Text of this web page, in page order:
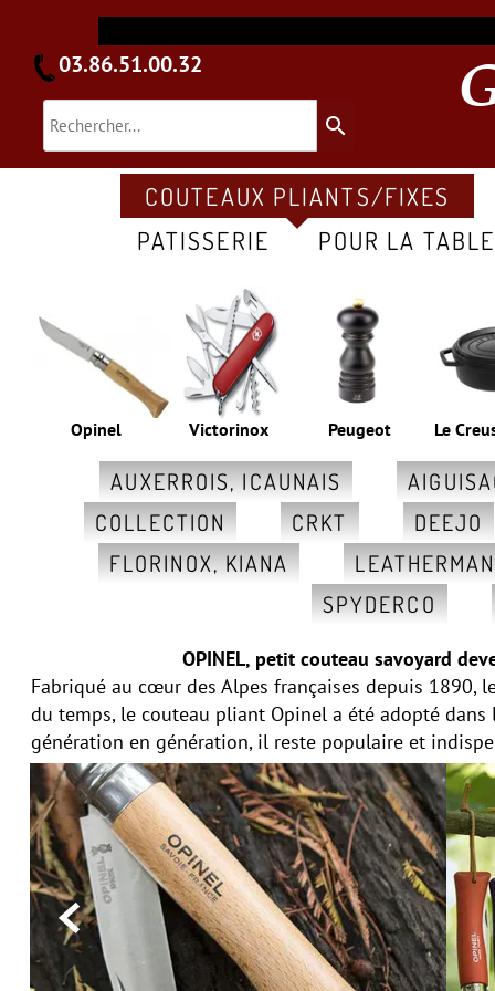
search
AUXERROIS, ICAUNAIS
COLLECTION
CRKT
DEEJO
FLORINOX, KIANA
LEATHERMAN
SPYDERCO
Peugeot Le
Victorinox
Opinel
COUTEAUX PLIANTS/FIXES
PATISSERIE
POUR LA TABLE
03.86.51.00.32
OPINEL, petit couteau savoyard
Fabriqué au cœur des Alpes françaises depuis 1890,
du temps, le couteau pliant Opinel a été adopté
génération en génération, il reste populaire et
